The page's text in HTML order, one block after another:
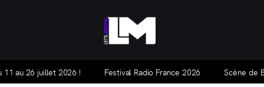
HORS-SÉRIE NOUS
au 26 juillet 2026 ! Festival Radio France 2026 Scène de
Let's Motiv
qui traite de l'actualité à Montpellier et ses alentours.